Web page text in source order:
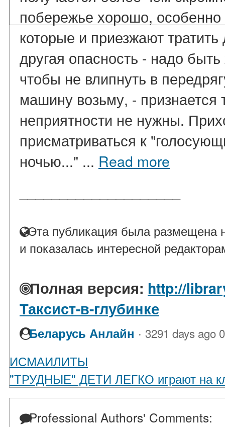
побережье хорошо,
которые и приезжают
другая опасность - надо
чтобы не влипнуть в
машину возьму, -
неприятности не нужны.
присматриваться к
ночью..." ... Read more
Эта публикация была размещена
и показалась интересной
Полная версия: http://
Таксист-в-глубинке
Беларусь Анлайн · 3291 days ago 0
ИСМАИЛИТЫ
"ТРУДНЫЕ" ДЕТИ ЛЕГКО играют на
Professional Authors' Comments: